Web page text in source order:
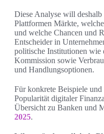
Diese Analyse will
Plattformen Märkte,
und welche Chancen und
Entscheider in
politische Institutionen wie
Kommission sowie
und Handlungsoptionen.
Für konkrete Beispiele
Popularität digitaler
Übersicht zu Banken und
2025.